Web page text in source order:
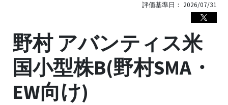
評価基準日： 2026/07/31
野村 アバンティス米
国小型株B(野村SMA・
EW向け)